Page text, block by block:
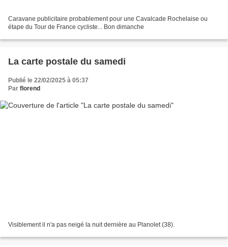
Caravane publicitaire probablement pour une Cavalcade Rochelaise ou
étape du Tour de France cycliste... Bon dimanche
La carte postale du samedi
Publié le 22/02/2025 à 05:37
Par florend
Visiblement il n'a pas neigé la nuit dernière au Planolet (38).